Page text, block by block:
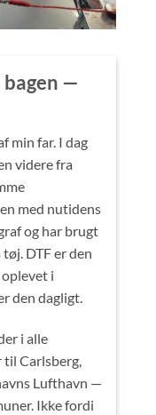
bagen —
min far. I dag
videre fra
med nutidens
og har brugt
DTF er den
i
den dagligt.
i alle
til Carlsberg,
Lufthavn —
Ikke fordi